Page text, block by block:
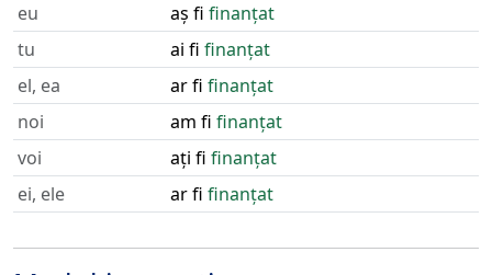
eu aș fi finanțat
tu
ai fi finanțat
el, ea
ar fi finanțat
noi
am fi finanțat
voi
ați fi finanțat
ei, ele
ar fi finanțat